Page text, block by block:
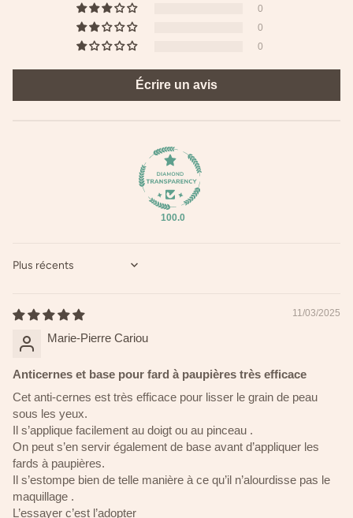
0
0
0
Écrire un avis
100.0
SORT BY
11/03/2025
Marie-Pierre Cariou
Anticernes et base pour fard à paupières très efficace
Cet anti-cernes est très efficace pour lisser le grain de peau
sous les yeux.
Il s’applique facilement au doigt ou au pinceau .
On peut s’en servir également de base avant d’appliquer les
fards à paupières.
Il s’estompe bien de telle manière à ce qu’il n’alourdisse pas le
maquillage .
L’essayer c’est l’adopter